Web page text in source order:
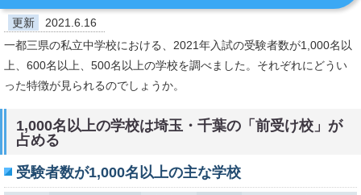
更新
2021.6.16
一都三県の私立中学校における、2021年入試の受験者数が1,000名以
上、600名以上、500名以上の学校を調べました。それぞれにどうい
った特徴が見られるのでしょうか。
1,000名以上の学校は埼玉・千葉の「前受け校」が
占める
受験者数が1,000名以上の主な学校